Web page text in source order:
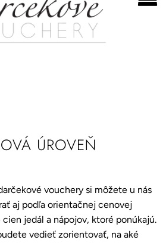
ÚROVEŇ
vouchery si môžete u nás
aj podľa orientačnej cenovej
jedál a nápojov, ktoré ponúkajú.
vedieť zorientovať, na aké